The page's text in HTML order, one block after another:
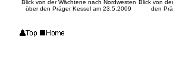
Blick von der Wächtene nach Nordwesten
über den Präger Kessel am 23.5.2009
Blick von
den